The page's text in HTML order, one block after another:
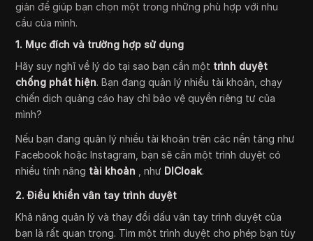
giản để giúp bạn chọn một trong những phù hợp với nhu
cầu của mình.
1. Mục đích và trường hợp sử dụng
Hãy suy nghĩ về lý do tại sao bạn cần một trình duyệt
chống phát hiện. Bạn đang quản lý nhiều tài khoản, chạy
chiến dịch quảng cáo hay chỉ bảo vệ quyền riêng tư của
mình?
Nếu bạn đang quản lý nhiều tài khoản trên các nền tảng như
Facebook hoặc Instagram, bạn sẽ cần một trình duyệt có
nhiều tính năng tài khoản , như DICloak.
2. Điều khiển vân tay trình duyệt
Khả năng quản lý và thay đổi dấu vân tay trình duyệt của
bạn là rất quan trọng. Tìm một trình duyệt cho phép bạn tùy